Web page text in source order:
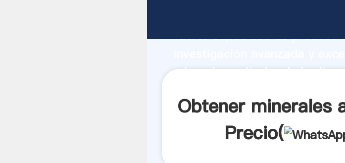
fuerte capacidad de
minerales agitador de barita
Obtener minerales
Precio(